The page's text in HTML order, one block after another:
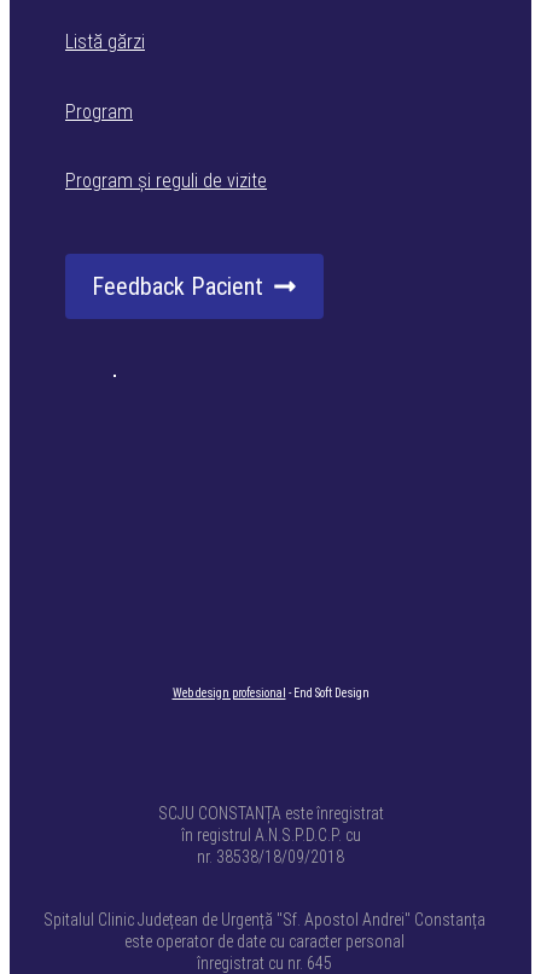
Web design profesional - End Soft Design
Listă gărzi
Program
Program și reguli de vizite
Feedback Pacient
SCJU CONSTANȚA este înregistrat
în registrul A.N.S.P.D.C.P. cu
nr. 38538/18/09/2018
Spitalul Clinic Județean de Urgență "Sf. Apostol Andrei" Constanța
este operator de date cu caracter personal
înregistrat cu nr. 645